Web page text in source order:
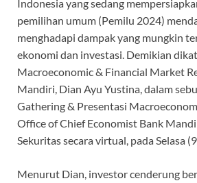
Indonesia yang sedang
pemilihan umum (Pemilu 2024)
menghadapi dampak yang mungkin
ekonomi dan investasi. Demikian
Macroeconomic & Financial Market
Mandiri, Dian Ayu Yustina, dalam
Gathering & Presentasi
Office of Chief Economist Bank
Sekuritas secara virtual, pada Selasa
Menurut Dian, investor cenderung